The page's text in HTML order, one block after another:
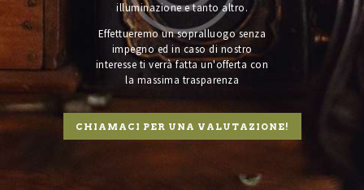
illuminazione e tanto altro.
Effettueremo un sopralluogo senza
impegno ed in caso di nostro
interesse ti verrà fatta un'offerta con
la massima trasparenza
CHIAMACI PER UNA VALUTAZIONE!